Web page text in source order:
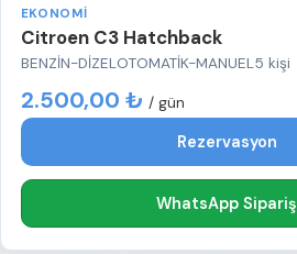
EKONOMI
Citroen C3 Hatchback
BENZİN-DİZELOTOMATİK-MANUEL5 kişi
2.500,00 ₺ / gün
Rezervasyon
WhatsApp Sipariş